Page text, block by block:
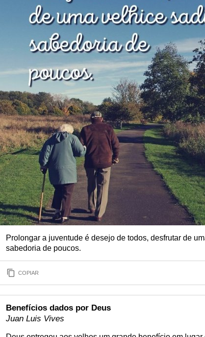
Prolongar a juventude é desejo de todos, desfrutar de
sabedoria de poucos.
COPIAR
Benefícios dados por Deus
Juan Luis Vives